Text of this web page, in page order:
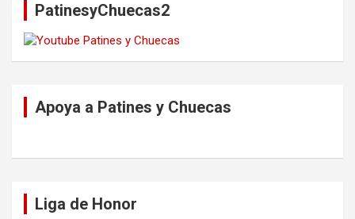
PatinesyChuecas2
Apoya a Patines y Chuecas
Liga de Honor